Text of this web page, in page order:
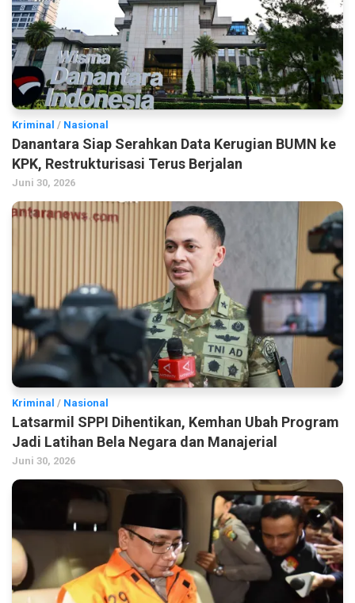
Kriminal / Nasional
Danantara Siap Serahkan Data Kerugian BUMN ke
KPK, Restrukturisasi Terus Berjalan
Juni 30, 2026
Kriminal / Nasional
Latsarmil SPPI Dihentikan, Kemhan Ubah Program
Jadi Latihan Bela Negara dan Manajerial
Juni 30, 2026